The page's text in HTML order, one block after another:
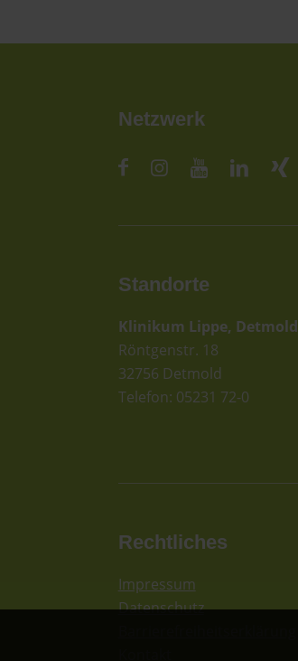
Netzwerk
Standorte
Klinikum Lippe, Detmold
Röntgenstr. 18
32756 Detmold
Telefon: 05231 72-0
Rechtliches
Impressum
Datenschutz